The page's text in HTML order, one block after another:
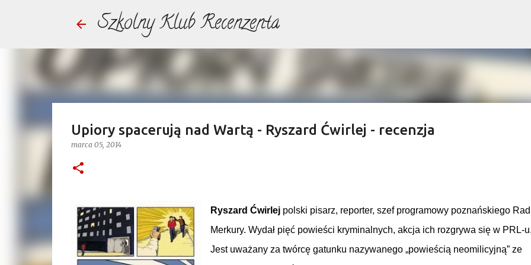
Szkolny Klub Recenzenta
Upiory spacerują nad Wartą - Ryszard Ćwirlej - recenzja
marca 05, 2014
Ryszard Ćwirlejpolski pisarz, reporter, szef programowy poznańskiego
Merkury. Wydał pięć powieści kryminalnych, akcja ich rozgrywa się w PRL-
Jest uważany za twórcę gatunku nazywanego „powieścią neomilicyjną” ze